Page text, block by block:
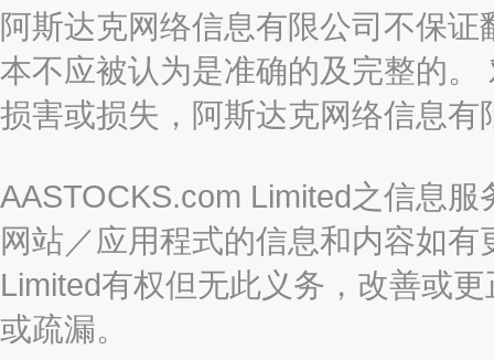
阿斯达克网络信息有限公司不保
本不应被认为是准确的及完整的
损害或损失，阿斯达克网络信息
AASTOCKS.com Limited之信息
网站／应用程式的信息和内容如
Limited有权但无此义务，改善或
或疏漏。